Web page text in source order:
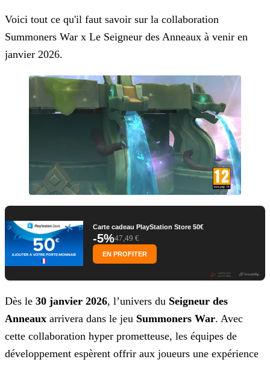
Voici tout ce qu'il faut savoir sur la collaboration
Summoners War x Le Seigneur des Anneaux à venir en
janvier 2026.
Carte cadeau PlayStation Store 50€
-5%47,49 €
EN PROFITER
Dès le 30 janvier 2026, l’univers du Seigneur des
Anneaux arrivera dans le jeu Summoners War. Avec
cette collaboration hyper prometteuse, les équipes de
développement espèrent offrir aux joueurs une expérience